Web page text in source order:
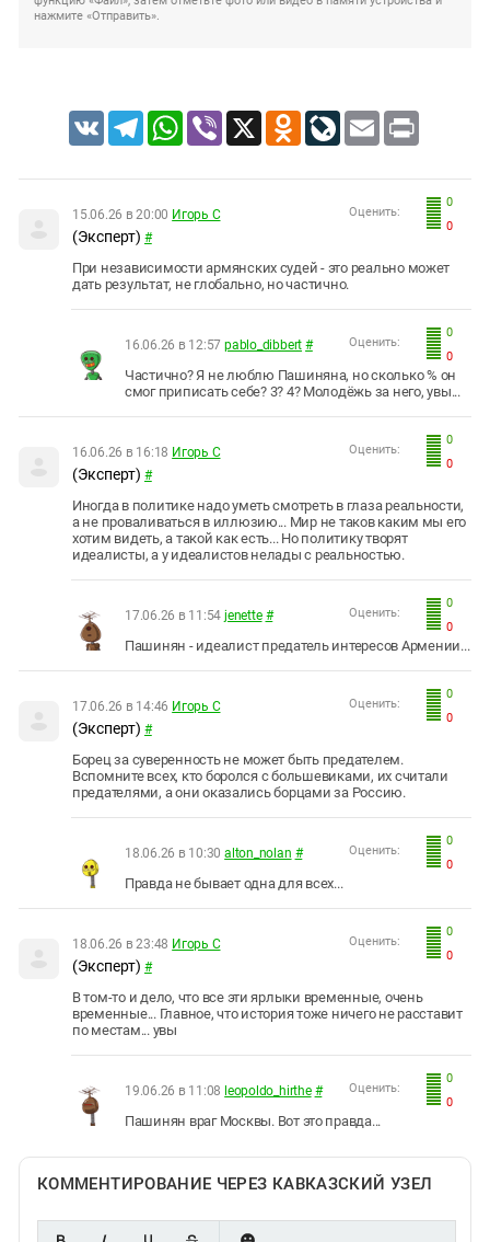
нажмите «Отправить».
VK TelegramWhatsApp
Viber X Odnoklassniki
LiveJournal
Email Print
0
0
Оценить:
15.06.26 в 20:00 Игорь С
(Эксперт) #
При независимости армянских судей - это реально может
дать результат, не глобально, но частично.
0
0
Оценить:
16.06.26 в 12:57 pablo_dibbert #
Частично? Я не люблю Пашиняна, но сколько % он
смог приписать себе? 3? 4? Молодёжь за него, увы...
0
0
Оценить:
16.06.26 в 16:18 Игорь С
(Эксперт) #
Иногда в политике надо уметь смотреть в глаза реальности,
а не проваливаться в иллюзию... Мир не таков каким мы его
хотим видеть, а такой как есть... Но политику творят
идеалисты, а у идеалистов нелады с реальностью.
0
0
Оценить:
17.06.26 в 11:54 jenette #
Пашинян - идеалист предатель интересов Армении...
0
0
Оценить:
17.06.26 в 14:46 Игорь С
(Эксперт) #
Борец за суверенность не может быть предателем.
Вспомните всех, кто боролся с большевиками, их считали
предателями, а они оказались борцами за Россию.
0
0
Оценить:
18.06.26 в 10:30 alton_nolan #
Правда не бывает одна для всех...
0
0
Оценить:
18.06.26 в 23:48 Игорь С
(Эксперт) #
В том-то и дело, что все эти ярлыки временные, очень
временные... Главное, что история тоже ничего не расставит
по местам... увы
0
0
Оценить:
19.06.26 в 11:08 leopoldo_hirthe #
Пашинян враг Москвы. Вот это правда...
КОММЕНТИРОВАНИЕ ЧЕРЕЗ КАВКАЗСКИЙ УЗЕЛ